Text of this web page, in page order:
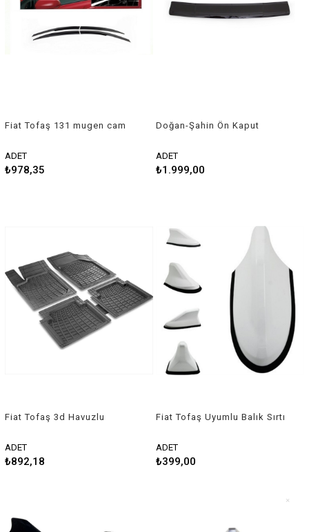
Fiat Tofaş 131 mugen cam
ADET
₺978,35
Doğan-Şahin Ön Kaput
ADET
₺1.999,00
Fiat Tofaş 3d Havuzlu
ADET
₺892,18
Fiat Tofaş Uyumlu Balık Sırtı
ADET
₺399,00